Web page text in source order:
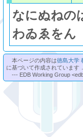
なにぬねの
わゐ ゑ をん
本ページの内容は徳島大学
に基づいて作成されています
--- EDB Working Group